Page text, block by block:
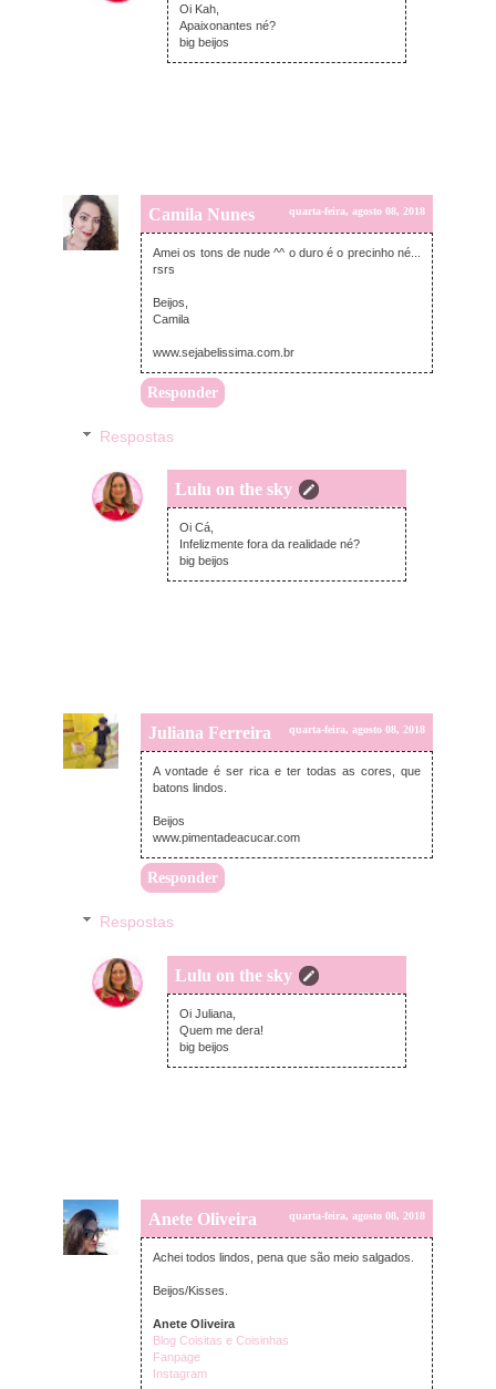
Oi Kah,
Apaixonantes né?
big beijos
Camila Nunes quarta-feira, agosto 08, 2018
Amei os tons de nude ^^ o duro é o precinho né...
rsrs
Beijos,
Camila
www.sejabelissima.com.br
Responder
Respostas
Lulu on the sky
quarta-feira, agosto 08, 2018
Oi Cá,
Infelizmente fora da realidade né?
big beijos
Juliana Ferreira quarta-feira, agosto 08, 2018
A vontade é ser rica e ter todas as cores, que
batons lindos.
Beijos
www.pimentadeacucar.com
Responder
Respostas
Lulu on the sky
quarta-feira, agosto 08, 2018
Oi Juliana,
Quem me dera!
big beijos
Anete Oliveira quarta-feira, agosto 08, 2018
Achei todos lindos, pena que são meio salgados.
Beijos/Kisses.
Anete Oliveira
Blog Coisitas e Coisinhas
Fanpage
Instagram